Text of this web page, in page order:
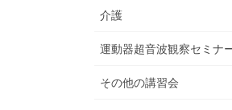
介護
運動器超音波観察セミナ
その他の講習会